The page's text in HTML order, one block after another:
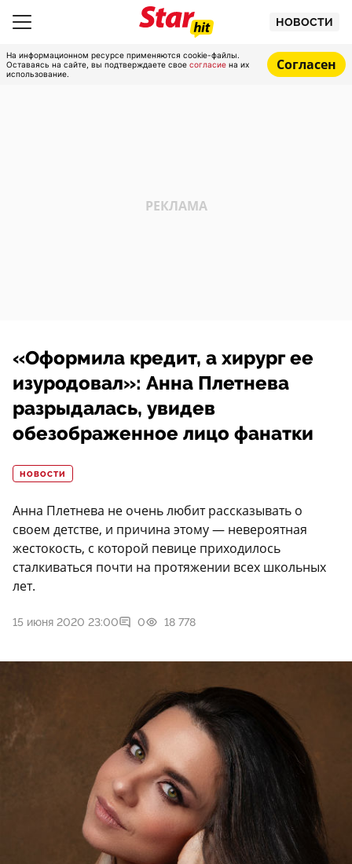
НОВОСТИ
На информационном ресурсе применяются cookie-файлы.
Оставаясь на сайте, вы подтверждаете свое согласие на их
использование.
Согласен
«Оформила кредит, а хирург ее
изуродовал»: Анна Плетнева
разрыдалась, увидев
обезображенное лицо фанатки
НОВОСТИ
Анна Плетнева не очень любит рассказывать о
своем детстве, и причина этому — невероятная
жестокость, с которой певице приходилось
сталкиваться почти на протяжении всех школьных
лет.
15 июня 2020 23:00 0 18 778